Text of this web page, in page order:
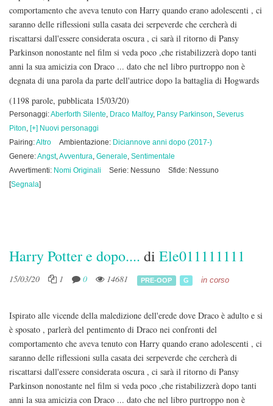
comportamento che aveva tenuto con Harry quando erano adolescenti , ci
saranno delle riflessioni sulla casata dei serpeverde che cercherà di
riscattarsi dall'essere considerata oscura , ci sarà il ritorno di Pansy
Parkinson nonostante nel film si veda poco ,che ristabilizzerà dopo tanti
anni la sua amicizia con Draco ... dato che nel libro purtroppo non è
degnata di una parola da parte dell'autrice dopo la battaglia di Hogwards
(1198 parole, pubblicata 15/03/20)
Personaggi:Aberforth Silente, Draco Malfoy, Pansy Parkinson, Severus
Piton, [+] Nuovi personaggi
Pairing:Altro Ambientazione: Diciannove anni dopo (2017-)
Genere:Angst,Avventura, Generale, Sentimentale
Avvertimenti: Nomi Originali Serie: Nessuno
Sfide: Nessuno
[Segnala]
Harry Potter e dopo.... di Ele011111111
15/03/20 1 0 14681 PRE-OOP G in corso
Ispirato alle vicende della maledizione dell'erede dove Draco è adulto e si
è sposato , parlerà del pentimento di Draco nei confronti del
comportamento che aveva tenuto con Harry quando erano adolescenti , ci
saranno delle riflessioni sulla casata dei serpeverde che cercherà di
riscattarsi dall'essere considerata oscura , ci sarà il ritorno di Pansy
Parkinson nonostante nel film si veda poco ,che ristabilizzerà dopo tanti
anni la sua amicizia con Draco ... dato che nel libro purtroppo non è